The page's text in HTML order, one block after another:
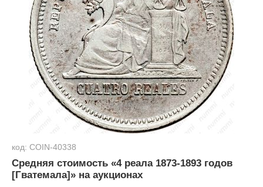
код: COIN-40338
Средняя стоимость «4 реала 1873-1893 годов
[Гватемала]» на аукционах